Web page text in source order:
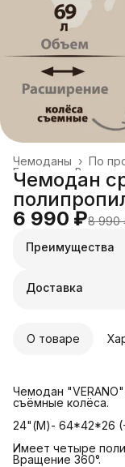
По
Чемоданы ›
Все
Главная
Чемодан
6 990 ₽8 990
Преимущества
Оплата
Удобный
Доставка
О товаре
Чемодан
съёмные колёса.
24"(М)- 64*42*26
Имеет четыре
Вращение 360°.